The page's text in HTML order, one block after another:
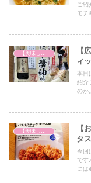
ご紹
モチ
【美味しいは正義】
【
ィ
本日
紹介
のか
【美味しいは正義】
【
タ
今回
です
には